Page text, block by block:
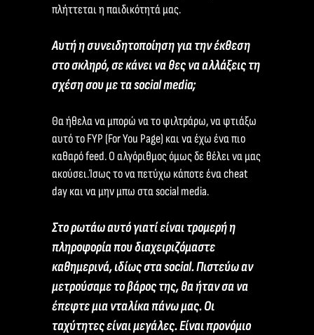
πλήττεται η παιδικότητά μας.
Αυτή η συνειδητοποίηση για την έκθεση
στο σκληρό, σε κάνει να θες να αλλάξεις τη
σχέση σου με τα social media;
Θα ήθελα να μπορώ να το φιλτράρω, να φτιάξω
αυτό το FYP (For You Page) και να έχω ένα πιο
καθαρό feed. Ο αλγόριθμος όμως δε θέλει να μας
ακούσει.Ίσως το να πετύχω κάποτε ένα cheat
day και να μην μπω στα social media.
Στο ρωτάω αυτό γιατί είναι τρομερή η
πληροφορία που διαχειριζόμαστε
καθημερινά, ιδίως στα social. Πιστεύω αν
μετρούσαμε το βάρος της, θα ήταν σα να
έπεφτε μια νταλίκα πάνω μας. Οι
ταχύτητες είναι μεγάλες. Είναι προνόμιο